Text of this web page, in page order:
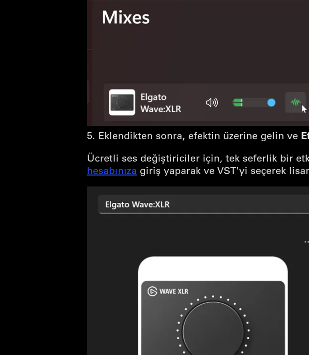
5. Eklendikten sonra, efektin üzerine gelin ve
Ücretli ses değiştiriciler için, tek seferlik bir
hesabınıza giriş yaparak ve VST'yi seçerek